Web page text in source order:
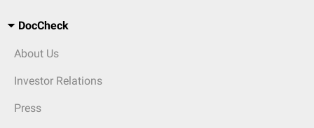
DocCheck
About Us
Investor Relations
Press